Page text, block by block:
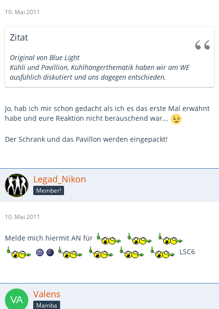
10. Mai 2011
Zitat
Original von Blue Light
Kühli und Pavillion, Kühlhängerthematik haben wir am WE
ausfühlich diskutiert und uns dagegen entschieden.
Jo, hab ich mir schon gedacht als ich es das erste Mal erwähnt
habe und eure Reaktion nicht berauschend war...
Der Schrank und das Pavillon werden eingepackt!
Legad_Nikon
Member!
10. Mai 2011
Melde mich hiermit AN für
LSC6
Valens
Mamba